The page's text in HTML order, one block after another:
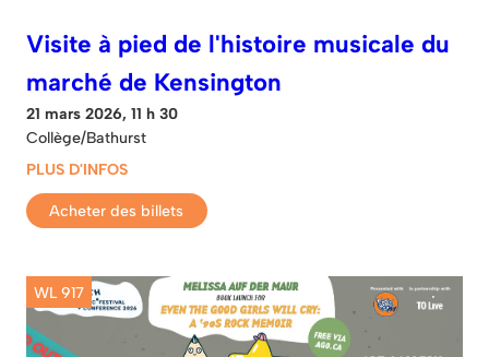
Visite à pied de l'histoire musicale du
marché de Kensington
21 mars 2026, 11 h 30
Collège/Bathurst
PLUS D'INFOS
Acheter des billets
WL 917